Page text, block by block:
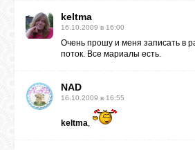
FACEBOOK
keltma
16.10.2009 в 16:00
Очень прошу и меня записать в
поток. Все мариалы есть.
NAD
16.10.2009 в 16:55
keltma,